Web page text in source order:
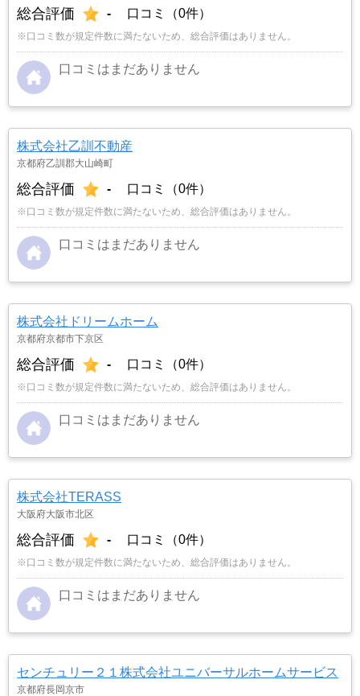
総合評価 - 口コミ（0件）
※口コミ数が規定件数に満たないため、総合評価はありません。
口コミはまだありません
株式会社乙訓不動産
京都府乙訓郡大山崎町
総合評価 - 口コミ（0件）
※口コミ数が規定件数に満たないため、総合評価はありません。
口コミはまだありません
株式会社ドリームホーム
京都府京都市下京区
総合評価 - 口コミ（0件）
※口コミ数が規定件数に満たないため、総合評価はありません。
口コミはまだありません
株式会社TERASS
大阪府大阪市北区
総合評価 - 口コミ（0件）
※口コミ数が規定件数に満たないため、総合評価はありません。
口コミはまだありません
センチュリー２１株式会社ユニバーサルホームサービス
京都府長岡京市